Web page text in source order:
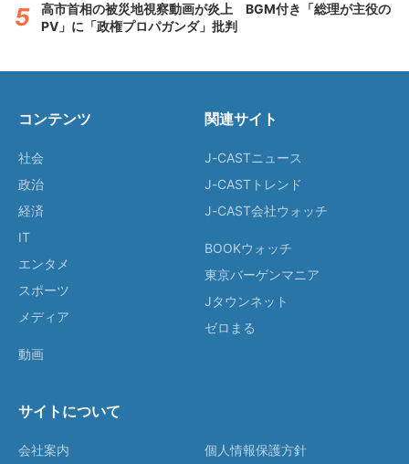
高市首相の被災地視察動画が炎上 BGM付き「総理が主役の
PV」に「政権プロパガンダ」批判
コンテンツ
社会
政治
経済
IT
エンタメ
スポーツ
メディア
動画
関連サイト
J-CASTニュース
J-CASTトレンド
J-CAST会社ウォッチ
BOOKウォッチ
東京バーゲンマニア
Jタウンネット
ゼロまる
サイトについて
会社案内 個人情報保護方針